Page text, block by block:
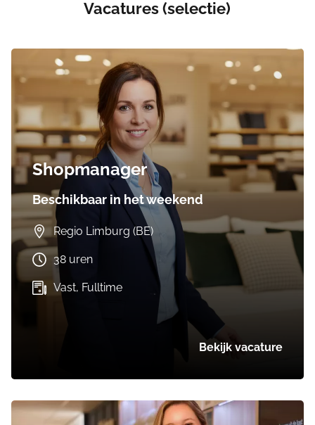
Vacatures (selectie)
Shopmanager
Beschikbaar in het weekend
Regio Limburg (BE)
38 uren
Vast, Fulltime
Bekijk vacature